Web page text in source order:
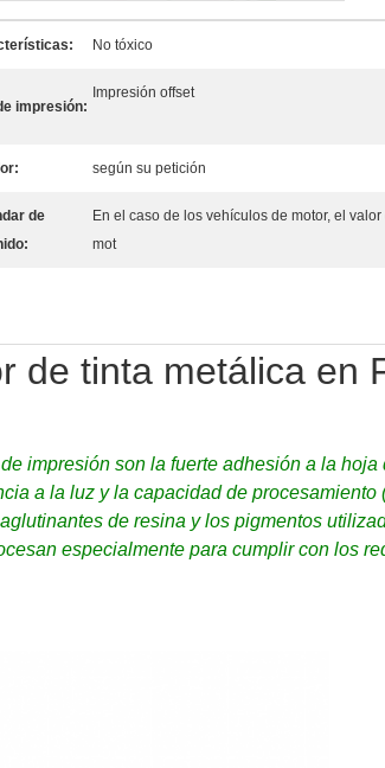
No tóxico
impresión:
Impresión offset
según su petición
de
En el caso de los vehículos de motor, el
mot
de tinta metálica en
impresión son la fuerte adhesión a la
a la luz y la capacidad de procesamiento
de resina y los pigmentos
especialmente para cumplir con los